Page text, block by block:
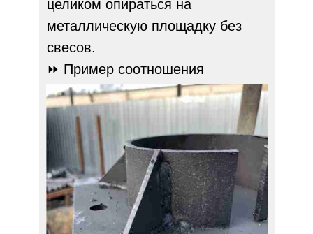
целиком опираться на
металлическую площадку без
свесов.
⏩ Пример соотношения
размеров.
Брус: 150 мм - площадка
108*200*200 мм,
200 мм - пластина 108*250*250
мм.
⏩ Лишняя часть пластины
спиливается.